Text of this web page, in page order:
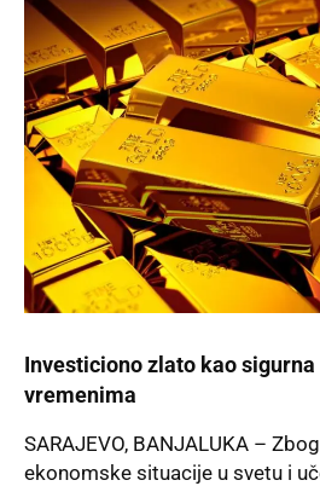
Investiciono zlato kao
vremenima
SARAJEVO, BANJALUKA –
ekonomske situacije u svetu i